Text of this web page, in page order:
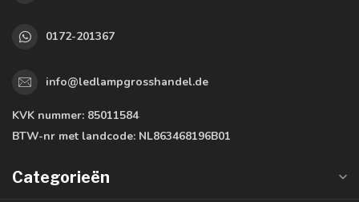
0172-201367
info@ledlampgrosshandel.de
KVK nummer: 85011584
BTW-nr met landcode: NL863468196B01
Categorieën